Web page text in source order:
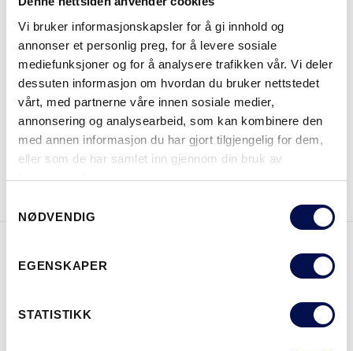
Vi bruker informasjonskapsler for å gi innhold og
annonser et personlig preg, for å levere sosiale
mediefunksjoner og for å analysere trafikken vår. Vi deler
dessuten informasjon om hvordan du bruker nettstedet
vårt, med partnerne våre innen sosiale medier,
annonsering og analysearbeid, som kan kombinere den
med annen informasjon du har gjort tilgjengelig for dem,
eller som de har samlet inn gjennom din bruk av
tjenestene deres.
Selection
NØDVENDIG
EGENSKAPER
STATISTIKK
STØRRELSER
HVOR KAN MAN KJØPE